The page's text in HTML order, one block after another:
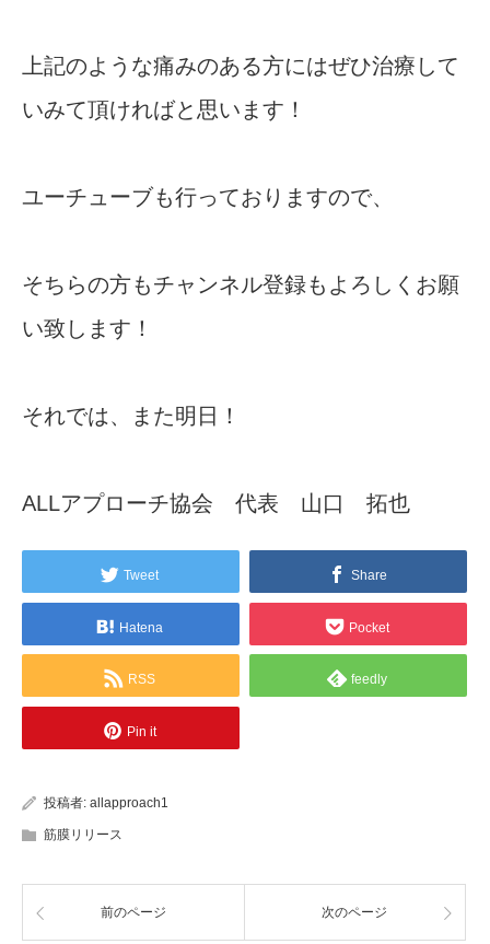
上記のような痛みのある方にはぜひ治療して
いみて頂ければと思います！
ユーチューブも行っておりますので、
そちらの方もチャンネル登録もよろしくお願
い致します！
それでは、また明日！
ALLアプローチ協会 代表 山口 拓也
Tweet Share
Hatena Pocket
RSS feedly
Pin it
投稿者: allapproach1
筋膜リリース
前のページ 次のページ